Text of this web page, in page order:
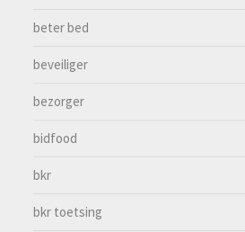
beter bed
beveiliger
bezorger
bidfood
bkr
bkr toetsing